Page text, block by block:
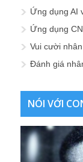
Ứng dụng AI
Ứng dụng
Vui cười
Đánh giá
NÓI VỚI